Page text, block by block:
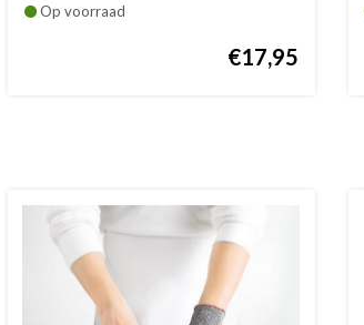
Op voorraad
€17,95